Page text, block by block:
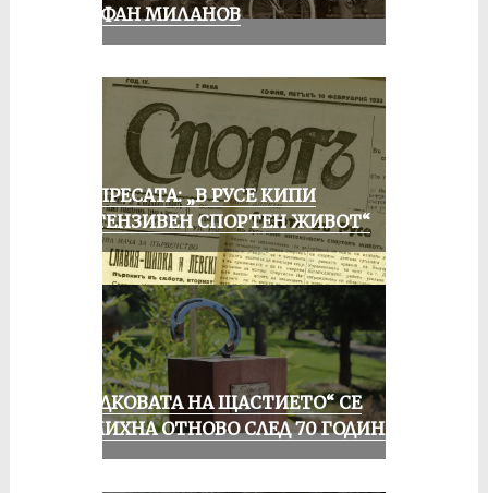
СТЕФАН МИЛАНОВ
ОТ ПРЕСАТА: „В РУСЕ КИПИ
ИНТЕНЗИВЕН СПОРТЕН ЖИВОТ“
„ПОДКОВАТА НА ЩАСТИЕТО“ СЕ
УСМИХНА ОТНОВО СЛЕД 70 ГОДИНИ